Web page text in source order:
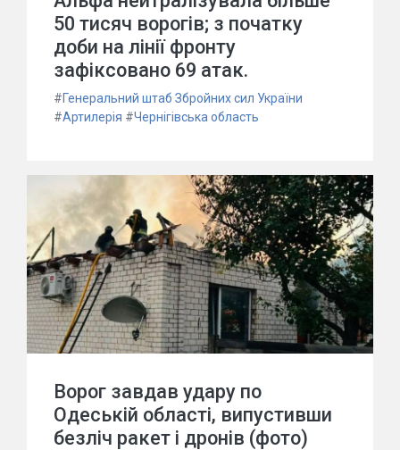
50 тисяч ворогів; з початку
доби на лінії фронту
зафіксовано 69 атак.
#Генеральний штаб Збройних сил України
#Артилерія #Чернігівська область
Ворог завдав удару по
Одеській області, випустивши
безліч ракет і дронів (фото)